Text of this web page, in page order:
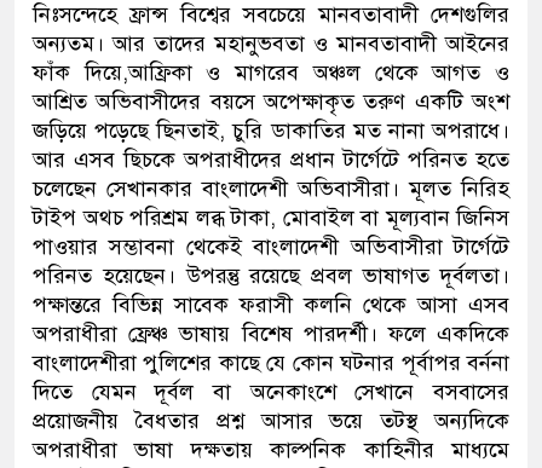
নিঃসন্দেহে ফ্রান্স বিশ্বের সবচেয়ে মানবতাবাদী দেশগুলির
অন্যতম। আর তাদের মহানুভবতা ও মানবতাবাদী আইনের
ফাঁক দিয়ে,আফ্রিকা ও মাগরেব অঞ্চল থেকে আগত ও
আশ্রিত অভিবাসীদের বয়সে অপেক্ষাকৃত তরুণ একটি অংশ
জড়িয়ে পড়েছে ছিনতাই, চুরি ডাকাতির মত নানা অপরাধে।
আর এসব ছিচকে অপরাধীদের প্রধান টার্গেটে পরিনত হতে
চলেছেন সেখানকার বাংলাদেশী অভিবাসীরা। মূলত নিরিহ
টাইপ অথচ পরিশ্রম লব্ধ টাকা, মোবাইল বা মূল্যবান জিনিস
পাওয়ার সম্ভাবনা থেকেই বাংলাদেশী অভিবাসীরা টার্গেটে
পরিনত হয়েছেন। উপরন্তু রয়েছে প্রবল ভাষাগত দূর্বলতা।
পক্ষান্তরে বিভিন্ন সাবেক ফরাসী কলনি থেকে আসা এসব
অপরাধীরা ফ্রেঞ্চ ভাষায় বিশেষ পারদর্শী। ফলে একদিকে
বাংলাদেশীরা পুলিশের কাছে যে কোন ঘটনার পূর্বাপর বর্ননা
দিতে যেমন দূর্বল বা অনেকাংশে সেখানে বসবাসের
প্রয়োজনীয় বৈধতার প্রশ্ন আসার ভয়ে তটস্থ অন্যদিকে
অপরাধীরা ভাষা দক্ষতায় কাল্পনিক কাহিনীর মাধ্যমে